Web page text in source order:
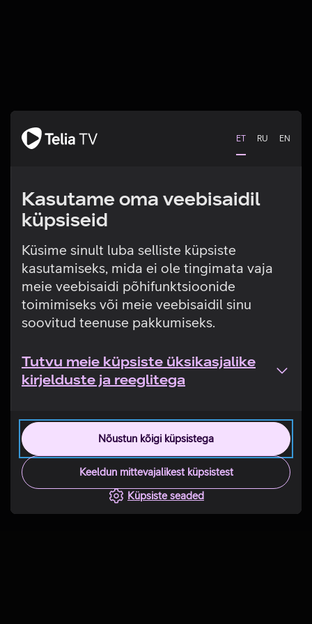
ET RU EN
Kasutame oma veebisaidil
küpsiseid
Küsime sinult luba selliste küpsiste
kasutamiseks, mida ei ole tingimata vaja
meie veebisaidi põhifunktsioonide
toimimiseks või meie veebisaidil sinu
soovitud teenuse pakkumiseks.
Tutvu meie küpsiste üksikasjalike
kirjelduste ja reeglitega
Nõustun kõigi küpsistega
Keeldun mittevajalikest küpsistest
Küpsiste seaded
Tehniline viga